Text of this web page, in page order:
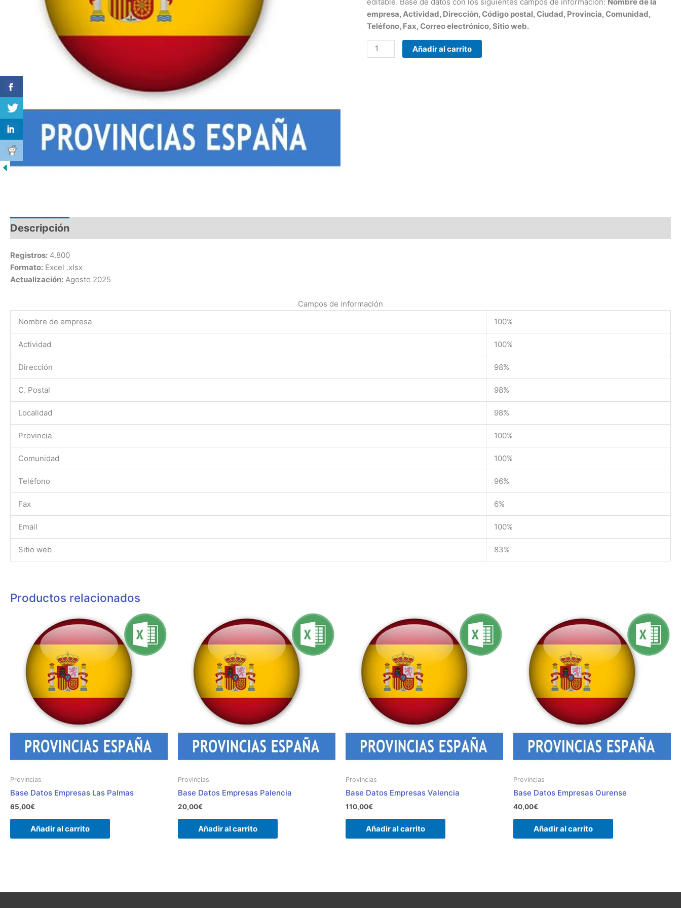
empresa, Actividad, Dirección, Código postal, Ciudad, Provincia, Comunidad,
Teléfono, Fax, Correo electrónico, Sitio web.
Añadir al carrito
Descripción
Registros: 4.800
Formato: Excel .xlsx
Actualización: Agosto 2025
Campos de información
Nombre de empresa
100%
Actividad 100%
Dirección 98%
C. Postal 98%
Localidad 98%
Provincia 100%
Comunidad 100%
Teléfono 96%
Fax 6%
Email 100%
Sitio web 83%
Productos relacionados
Provincias
Base Datos Empresas Las Palmas
65,00€
Añadir al carrito
Provincias
Base Datos Empresas Palencia
20,00€
Añadir al carrito
Provincias
Base Datos Empresas Valencia
110,00€
Añadir al carrito
Provincias
Base Datos Empresas Ourense
40,00€
Añadir al carrito